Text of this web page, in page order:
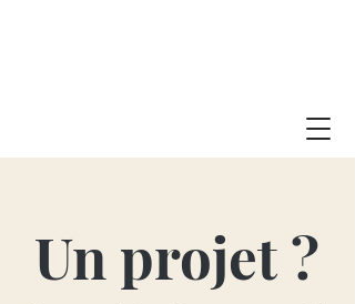
Un projet ?